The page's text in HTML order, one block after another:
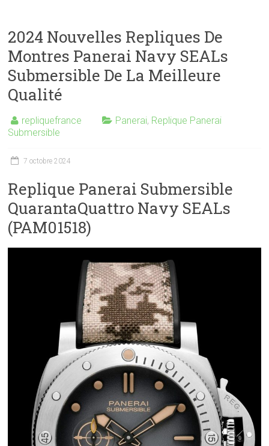
2024 Nouvelles Repliques De
Montres Panerai Navy SEALs
Submersible De La Meilleure
Qualité
repliquefrance Panerai, Replique Panerai
Submersible
7 octobre 2024
Replique Panerai Submersible
QuarantaQuattro Navy SEALs
(PAM01518)